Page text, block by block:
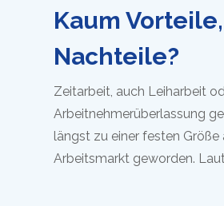
Kaum
Nachteile?
Zeitarbeit, auch Leiharbeit
Arbeitnehmerüberlassung
längst zu einer festen Größe
Arbeitsmarkt geworden. Laut